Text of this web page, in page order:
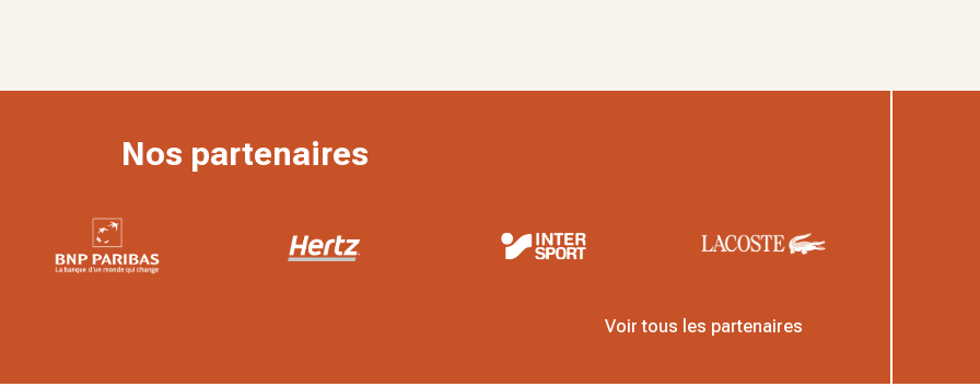
Nos partenaires
Voir tous les partenaires